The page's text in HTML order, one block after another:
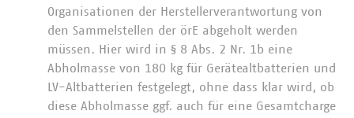
Organisationen der Herstellerverantwortung von
den Sammelstellen der örE abgeholt werden
müssen. Hier wird in § 8 Abs. 2 Nr. 1b eine
Abholmasse von 180 kg für Gerätealtbatterien und
LV-Altbatterien festgelegt, ohne dass klar wird, ob
diese Abholmasse ggf. auch für eine Gesamtcharge